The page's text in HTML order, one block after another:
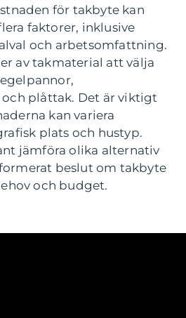
för takbyte kan
faktorer, inklusive
och arbetsomfattning.
av takmaterial att välja
plåttak. Det är viktigt
kan variera
plats och hustyp.
jämföra olika alternativ
beslut om takbyte
och budget.